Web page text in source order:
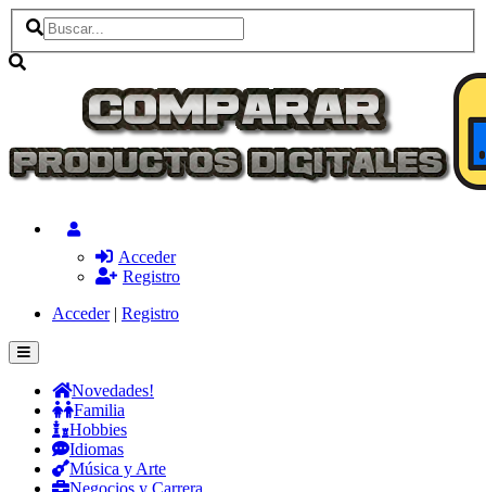
Acceder
Registro
Acceder| Registro
Novedades!
Familia
Hobbies
Idiomas
Música y Arte
Negocios y Carrera